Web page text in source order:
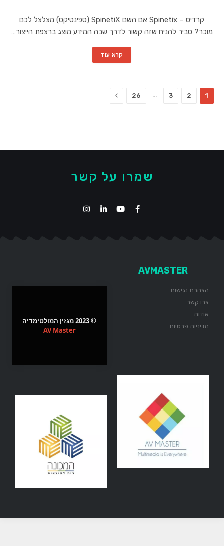
קרדיט – Spinetix אם השם SpinetiX (ספינטיקס) מצלצל לכם
מוכר? סביר להניח שזה קשור לדרך שבה המידע מוצג ברצפת הייצור…
קרא עוד
1
2
3
…
26
Next
שמרו על קשר
AVMASTER
הצהרת נגישות
צרו קשר
אודות
מדיניות פרטיות
© 2023 מגזין המולטימדיה
AV Master